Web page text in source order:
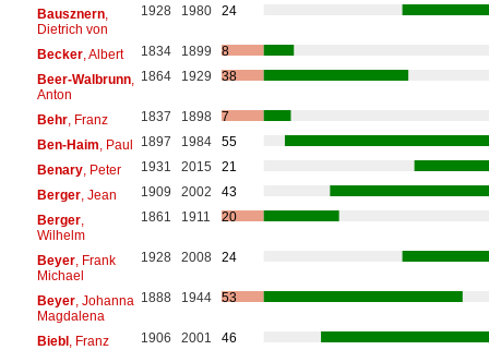
Bausznern,
Dietrich von
1928 1980 24
Becker, Albert 1834 1899
8
Beer-Walbrunn,
Anton
1864 1929 38
Behr, Franz 1837 1898
7
Ben-Haim , Paul 1897 1984
55
Benary, Peter 1931 2015
21
Berger, Jean 1909 2002
43
Berger,
Wilhelm
1861 1911 20
Beyer, Frank
Michael
1928 2008 24
Beyer, Johanna
Magdalena
1888 1944 53
Biebl, Franz 1906 2001
46